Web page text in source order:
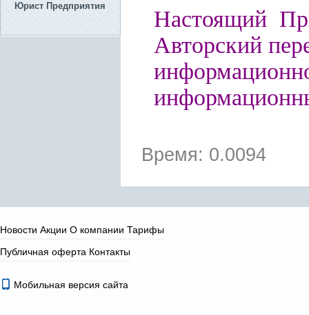
Юрист Предприятия
Настоящий
Авторский
Время: 0.0094
Новости Акции О компании Тарифы
Публичная оферта Контакты
Мобильная версия сайта